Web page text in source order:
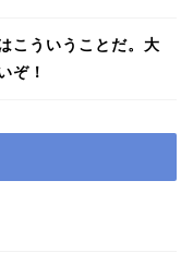
こういうことだ。大
ぞ！